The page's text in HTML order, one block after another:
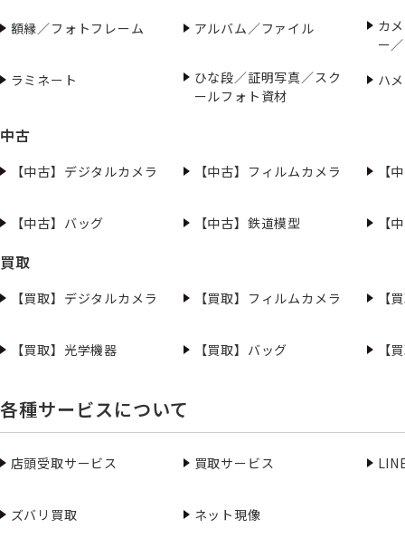
額縁／フォトフレーム
アルバム／ファイル
カ
ー
ラミネート
ひな段／証明写真／スク
ールフォト資材
ハ
中古
【中古】デジタルカメラ 【中古】フィルムカメラ 【
【中古】バッグ 【中古】鉄道模型 【
買取
【買取】デジタルカメラ 【買取】フィルムカメラ 【
【買取】光学機器 【買取】バッグ 【
各種サービスについて
店頭受取サービス 買取サービス
ズバリ買取 ネット現像